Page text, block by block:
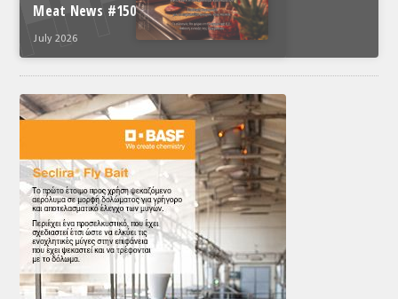
Meat News #150
July 2026